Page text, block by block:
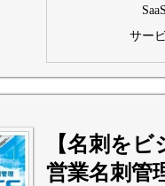
SaaS
サー
【名刺を
営業名刺管